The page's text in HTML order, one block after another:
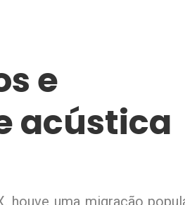
e
acústica
houve uma migração